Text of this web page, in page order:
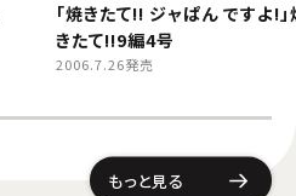
「焼きたて!! ジャぱん ですよ!」
きたて!!9編4号
2006.7.26発売
もっと見る